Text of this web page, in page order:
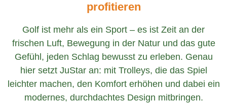
profitieren
Golf ist mehr als ein Sport – es ist Zeit an der
frischen Luft, Bewegung in der Natur und das gute
Gefühl, jeden Schlag bewusst zu erleben. Genau
hier setzt JuStar an: mit Trolleys, die das Spiel
leichter machen, den Komfort erhöhen und dabei ein
modernes, durchdachtes Design mitbringen.